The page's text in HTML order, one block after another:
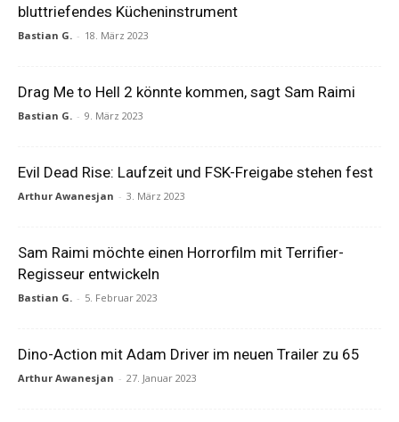
bluttriefendes Kücheninstrument
Bastian G. - 18. März 2023
Drag Me to Hell 2 könnte kommen, sagt Sam Raimi
Bastian G. - 9. März 2023
Evil Dead Rise: Laufzeit und FSK-Freigabe stehen fest
Arthur Awanesjan - 3. März 2023
Sam Raimi möchte einen Horrorfilm mit Terrifier-
Regisseur entwickeln
Bastian G. - 5. Februar 2023
Dino-Action mit Adam Driver im neuen Trailer zu 65
Arthur Awanesjan - 27. Januar 2023